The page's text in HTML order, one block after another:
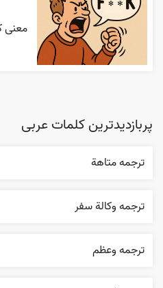
معنی
پربازدیدترین کلمات عربی
ترجمه متاهة
ترجمه وکالة سفر
ترجمه وعظم